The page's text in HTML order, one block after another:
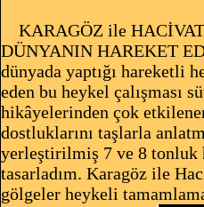
KARAGÖZ ile
DÜNYANIN HAREKET
dünyada yaptığı hareketli
eden bu heykel çalışması
hikâyelerinden çok
dostluklarını taşlarla
yerleştirilmiş 7 ve 8 tonluk
tasarladım. Karagöz ile
gölgeler heykeli